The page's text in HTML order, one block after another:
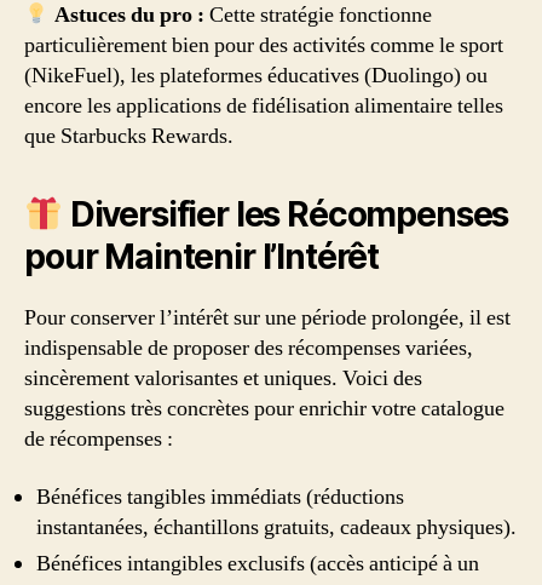
Astuces du pro : Cette stratégie fonctionne
particulièrement bien pour des activités comme le sport
(NikeFuel), les plateformes éducatives (Duolingo) ou
encore les applications de fidélisation alimentaire telles
que Starbucks Rewards.
Diversifier les Récompenses
pour Maintenir l’Intérêt
Pour conserver l’intérêt sur une période prolongée, il est
indispensable de proposer des récompenses variées,
sincèrement valorisantes et uniques. Voici des
suggestions très concrètes pour enrichir votre catalogue
de récompenses :
Bénéfices tangibles immédiats (réductions
instantanées, échantillons gratuits, cadeaux physiques).
Bénéfices intangibles exclusifs (accès anticipé à un